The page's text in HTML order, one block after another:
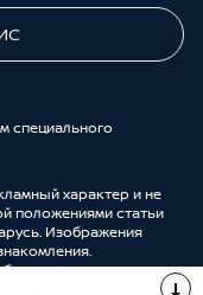
специального
характер и не
положениями статьи
Изображения
предварительного